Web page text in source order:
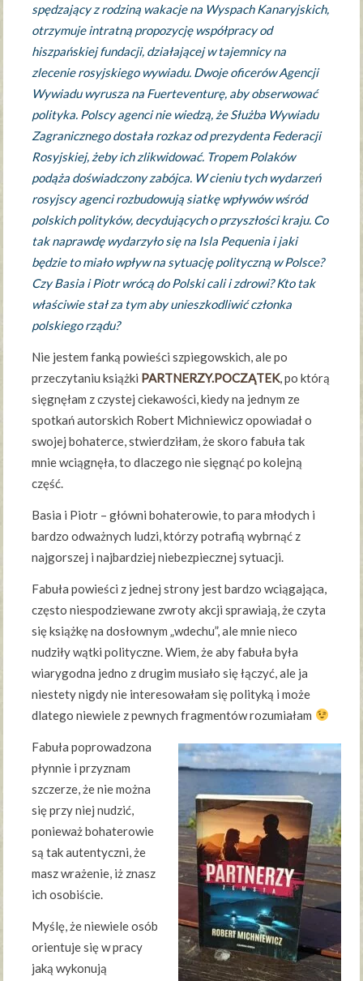
spędzający z rodziną wakacje na Wyspach Kanaryjskich,
otrzymuje intratną propozycję współpracy od
hiszpańskiej fundacji, działającej w tajemnicy na
zlecenie rosyjskiego wywiadu. Dwoje oficerów Agencji
Wywiadu wyrusza na Fuerteventurę, aby obserwować
polityka. Polscy agenci nie wiedzą, że Służba Wywiadu
Zagranicznego dostała rozkaz od prezydenta Federacji
Rosyjskiej, żeby ich zlikwidować. Tropem Polaków
podąża doświadczony zabójca. W cieniu tych wydarzeń
rosyjscy agenci rozbudowują siatkę wpływów wśród
polskich polityków, decydujących o przyszłości kraju. Co
tak naprawdę wydarzyło się na Isla Pequenia i jaki
będzie to miało wpływ na sytuację polityczną w Polsce?
Czy Basia i Piotr wrócą do Polski cali i zdrowi? Kto tak
właściwie stał za tym aby unieszkodliwić członka
polskiego rządu?
Nie jestem fanką powieści szpiegowskich, ale po
przeczytaniu książki PARTNERZY.POCZĄTEK, po którą
sięgnęłam z czystej ciekawości, kiedy na jednym ze
spotkań autorskich Robert Michniewicz opowiadał o
swojej bohaterce, stwierdziłam, że skoro fabuła tak
mnie wciągnęła, to dlaczego nie sięgnąć po kolejną
część.
Basia i Piotr – główni bohaterowie, to para młodych i
bardzo odważnych ludzi, którzy potrafią wybrnąć z
najgorszej i najbardziej niebezpiecznej sytuacji.
Fabuła powieści z jednej strony jest bardzo wciągająca,
często niespodziewane zwroty akcji sprawiają, że czyta
się książkę na dosłownym „wdechu”, ale mnie nieco
nudziły wątki polityczne. Wiem, że aby fabuła była
wiarygodna jedno z drugim musiało się łączyć, ale ja
niestety nigdy nie interesowałam się polityką i może
dlatego niewiele z pewnych fragmentów rozumiałam
Fabuła poprowadzona
płynnie i przyznam
szczerze, że nie można
się przy niej nudzić,
ponieważ bohaterowie
są tak autentyczni, że
masz wrażenie, iż znasz
ich osobiście.
Myślę, że niewiele osób
orientuje się w pracy
jaką wykonują